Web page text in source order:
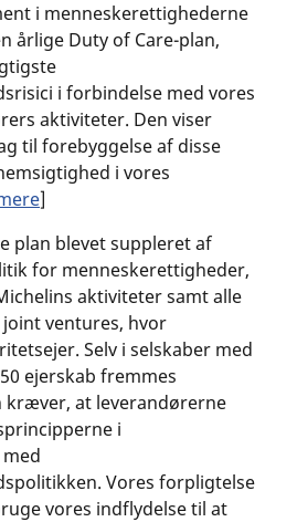
i menneskerettighederne
årlige Duty of Care-plan,
i forbindelse med vores
aktiviteter. Den viser
til forebyggelse af disse
i vores
]
plan blevet suppleret af
for menneskerettigheder,
aktiviteter samt alle
ventures, hvor
Selv i selskaber med
ejerskab fremmes
kræver, at leverandørerne
i
Vores forpligtelse
vores indflydelse til at